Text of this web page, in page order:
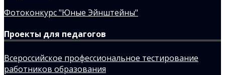
Фотоконкурс "Юные Эйнштейны"
Проекты для педагогов
Всероссийское профессиональное тестирование
работников образования